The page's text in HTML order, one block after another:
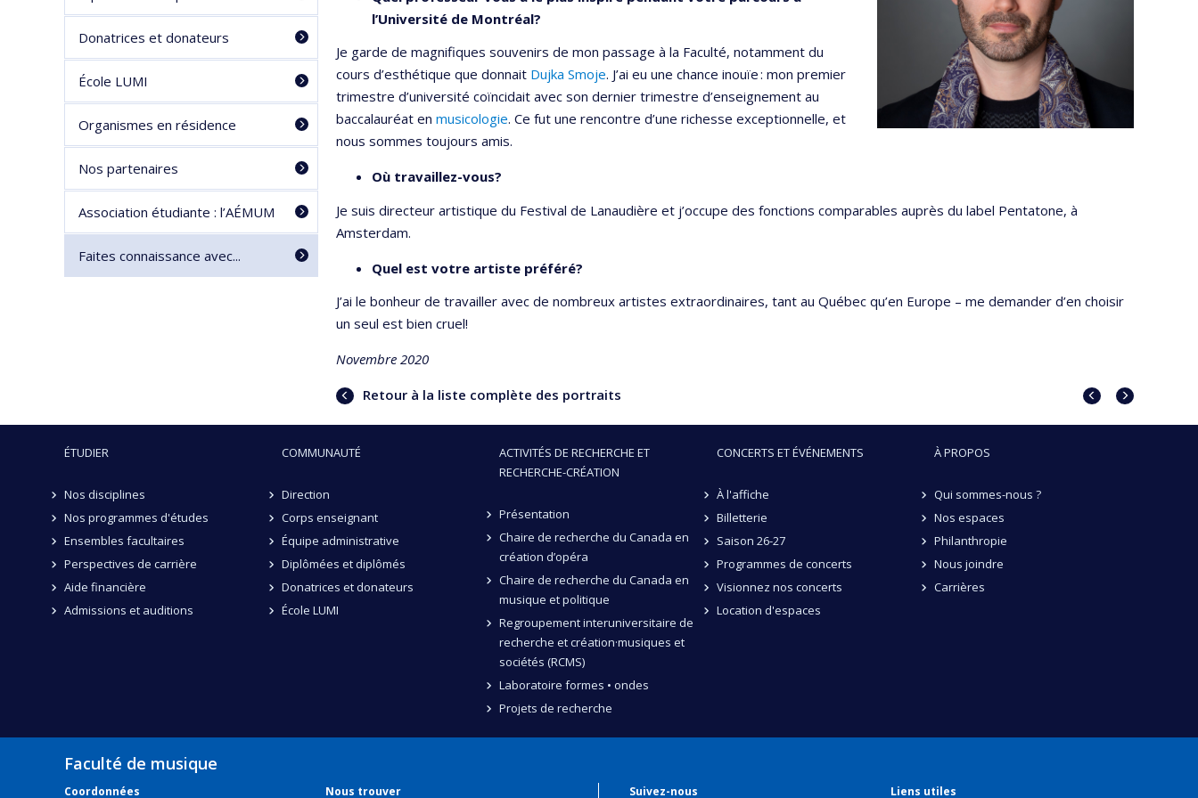
l’Université de Montréal?
Je garde de magnifiques souvenirs de mon passage à la Faculté, notamment du
cours d’esthétique que donnait Dujka Smoje. J’ai eu une chance inouïe : mon premier
trimestre d’université coïncidait avec son dernier trimestre d’enseignement au
baccalauréat en musicologie. Ce fut une rencontre d’une richesse exceptionnelle, et
nous sommes toujours amis.
Où travaillez-vous?
Je suis directeur artistique du Festival de Lanaudière et j’occupe des fonctions comparables auprès du label Pentatone, à
Amsterdam.
Quel est votre artiste préféré?
J’ai le bonheur de travailler avec de nombreux artistes extraordinaires, tant au Québec qu’en Europe – me demander d’en choisir
un seul est bien cruel!
Novembre 2020
Retour à la liste complète des portraits
Portrait
Portrait
Donatrices et donateurs
École LUMI
Organismes en résidence
Nos partenaires
Association étudiante : l’AÉMUM
Faites connaissance avec...
ÉTUDIER
Nos disciplines
Nos programmes d'études
Ensembles facultaires
Perspectives de carrière
Aide financière
Admissions et auditions
COMMUNAUTÉ
Direction
Corps enseignant
Équipe administrative
Diplômées et diplômés
Donatrices et donateurs
École LUMI
ACTIVITÉS DE RECHERCHE ET
RECHERCHE-CRÉATION
Présentation
Chaire de recherche du Canada en
création d’opéra
Chaire de recherche du Canada en
musique et politique
Regroupement interuniversitaire de
recherche et création·musiques et
sociétés (RCMS)
Laboratoire formes • ondes
Projets de recherche
CONCERTS ET ÉVÉNEMENTS
À l'affiche
Billetterie
Saison 26-27
Programmes de concerts
Visionnez nos concerts
Location d'espaces
À PROPOS
Qui sommes-nous ?
Nos espaces
Philanthropie
Nous joindre
Carrières
Faculté de musique
Coordonnées Nous trouver Suivez-nous Liens utiles